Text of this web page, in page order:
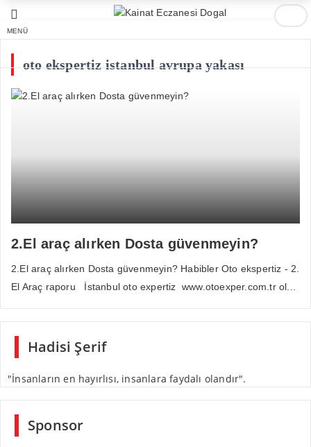
MENÜ
oto ekspertiz istanbul avrupa yakası
2.El araç alırken Dosta güvenmeyin?
2.El araç alırken Dosta güvenmeyin? Habibler Oto ekspertiz - 2.
El Araç raporu İstanbul oto expertiz www.otoexper.com.tr ol...
Hadisi Şerif
"İnsanların en hayırlısı, insanlara faydalı olandır".
Sponsor